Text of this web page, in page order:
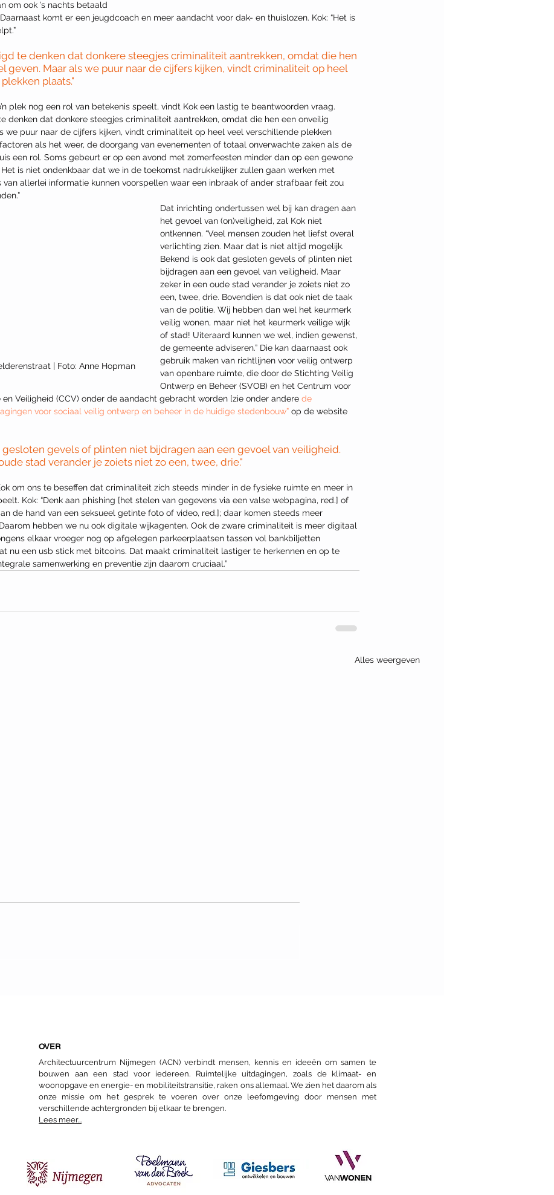
om ook ’s nachts betaald
komt er een jeugdcoach en meer aandacht voor dak- en thuislozen. Kok: “Het is
te denken dat donkere steegjes criminaliteit aantrekken, omdat die hen
geven. Maar als we puur naar de cijfers kijken, vindt criminaliteit op heel
plaats."
plek nog een rol van betekenis speelt, vindt Kok een lastig te beantwoorden vraag.
denken dat donkere steegjes criminaliteit aantrekken, omdat die hen een onveilig
we puur naar de cijfers kijken, vindt criminaliteit op heel veel verschillende plekken
als het weer, de doorgang van evenementen of totaal onverwachte zaken als de
een rol. Soms gebeurt er op een avond met zomerfeesten minder dan op een gewone
is niet ondenkbaar dat we in de toekomst nadrukkelijker zullen gaan werken met
allerlei informatie kunnen voorspellen waar een inbraak of ander strafbaar feit zou
| Foto: Anne Hopman
Dat inrichting ondertussen wel bij kan dragen aan
het gevoel van (on)veiligheid, zal Kok niet
ontkennen. “Veel mensen zouden het liefst overal
verlichting zien. Maar dat is niet altijd mogelijk.
Bekend is ook dat gesloten gevels of plinten niet
bijdragen aan een gevoel van veiligheid. Maar
zeker in een oude stad verander je zoiets niet zo
een, twee, drie. Bovendien is dat ook niet de taak
van de politie. Wij hebben dan wel het keurmerk
veilig wonen, maar niet het keurmerk veilige wijk
of stad! Uiteraard kunnen we wel, indien gewenst,
de gemeente adviseren.” Die kan daarnaast ook
gebruik maken van richtlijnen voor veilig ontwerp
van openbare ruimte, die door de Stichting Veilig
Ontwerp en Beheer (SVOB) en het Centrum voor
Veiligheid (CCV) onder de aandacht gebracht worden [zie onder andere de
voor sociaal veilig ontwerp en beheer in de huidige stedenbouw” op de website
gesloten gevels of plinten niet bijdragen aan een gevoel van veiligheid.
stad verander je zoiets niet zo een, twee, drie."
om ons te beseffen dat criminaliteit zich steeds minder in de fysieke ruimte en meer in
Kok: “Denk aan phishing [het stelen van gegevens via een valse webpagina, red.] of
de hand van een seksueel getinte foto of video, red.]; daar komen steeds meer
hebben we nu ook digitale wijkagenten. Ook de zware criminaliteit is meer digitaal
elkaar vroeger nog op afgelegen parkeerplaatsen tassen vol bankbiljetten
nu een usb stick met bitcoins. Dat maakt criminaliteit lastiger te herkennen en op te
samenwerking en preventie zijn daarom cruciaal.”
Alles weergeven
OVER
Architectuurcentrum Nijmegen (ACN) verbindt mensen, kennis en ideeën om samen te
bouwen aan een stad voor iedereen. Ruimtelijke uitdagingen, zoals de klimaat- en
woonopgave en energie- en mobiliteitstransitie, raken ons allemaal. We zien het daarom als
onze missie om het gesprek te voeren over onze leefomgeving door mensen met
verschillende achtergronden bij elkaar te brengen.
Lees meer...